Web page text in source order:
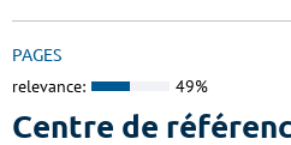
PAGES
relevance: 49%
Centre de